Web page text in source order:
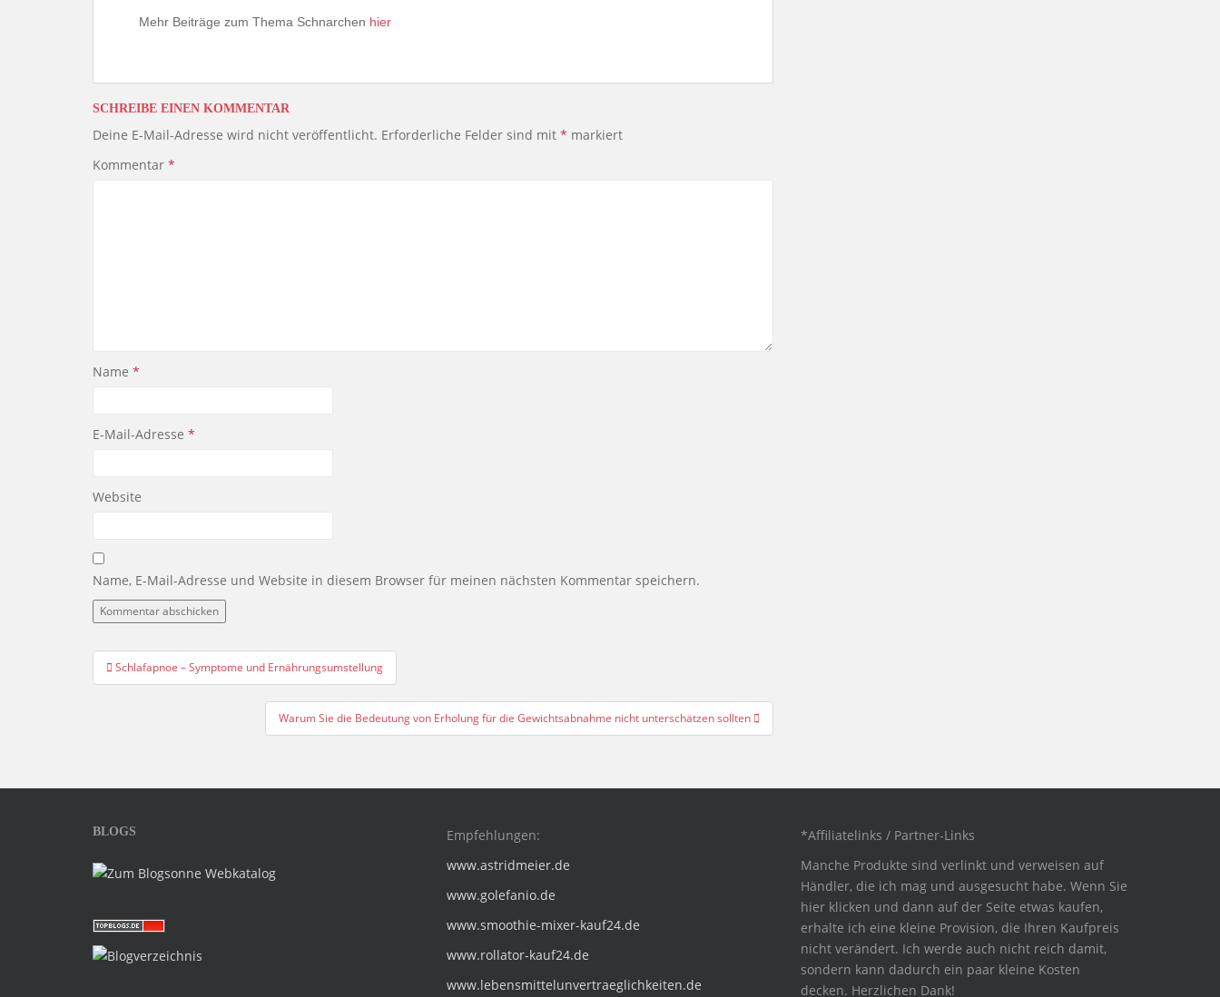
Mehr Beiträge zum Thema Schnarchen hier
SCHREIBE EINEN KOMMENTAR
Deine E-Mail-Adresse wird nicht veröffentlicht. Erforderliche Felder sind mit * markiert
Kommentar *
Name *
E-Mail-Adresse *
Website
Name, E-Mail-Adresse und Website in diesem Browser für meinen nächsten Kommentar speichern.
Beitragsnavigation
Schlafapnoe – Symptome und Ernährungsumstellung
Warum Sie die Bedeutung von Erholung für die Gewichtsabnahme nicht unterschätzen sollten
BLOGS
Empfehlungen:
www.astridmeier.de
www.golefanio.de
www.smoothie-mixer-kauf24.de
www.rollator-kauf24.de
www.lebensmittelunvertraeglichkeiten.de
*Affiliatelinks / Partner-Links
Manche Produkte sind verlinkt und verweisen auf
Händler, die ich mag und ausgesucht habe. Wenn Sie
hier klicken und dann auf der Seite etwas kaufen,
erhalte ich eine kleine Provision, die Ihren Kaufpreis
nicht verändert. Ich werde auch nicht reich damit,
sondern kann dadurch ein paar kleine Kosten
decken. Herzlichen Dank!